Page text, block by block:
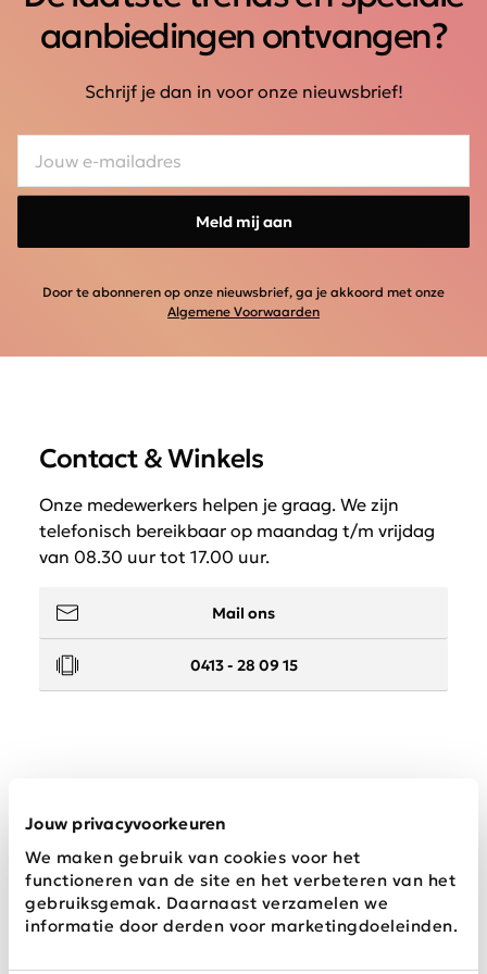
Jouw privacyvoorkeuren
We maken gebruik van cookies voor het
functioneren van de site en het verbeteren van het
gebruiksgemak. Daarnaast verzamelen we
informatie door derden voor marketingdoeleinden.
aanbiedingen ontvangen?
Schrijf je dan in voor onze nieuwsbrief!
Meld mij aan
Door te abonneren op onze nieuwsbrief, ga je akkoord met onze
Algemene Voorwaarden
Contact & Winkels
Onze medewerkers helpen je graag. We zijn
telefonisch bereikbaar op maandag t/m vrijdag
van 08.30 uur tot 17.00 uur.
Mail ons
0413 - 28 09 15
Wij zijn Schijvens mode